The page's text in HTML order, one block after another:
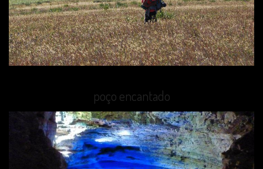
poço encantado